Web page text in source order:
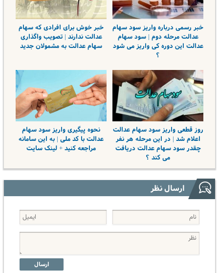
خبر رسمی درباره واریز سود سهام
عدالت مرحله دوم | سود سهام
عدالت این دوره کی واریز می شود
؟
خبر خوش برای افرادی که سهام
عدالت ندارند | تصویب واگذاری
سهام عدالت به مشمولان جدید
روز قطعی واریز سود سهام عدالت
اعلام شد | در این مرحله هر نفر
چقدر سود سهام عدالت دریافت
می کند ؟
نحوه پیگیری واریز سود سهام
عدالت با کد ملی | به این سامانه
مراجعه کنید + لینک سایت
ارسال نظر
ارسال